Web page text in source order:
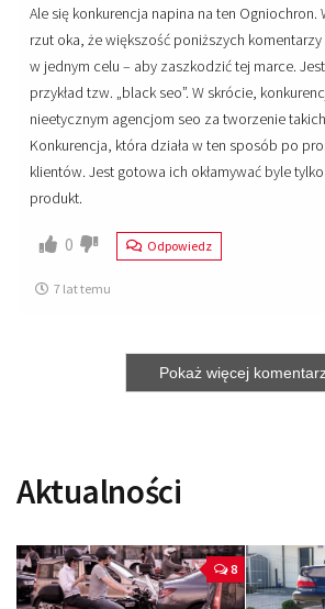
Ale się konkurencja napina na ten Ogniochron.
rzut oka, że większość poniższych komentarzy
w jednym celu – aby zaszkodzić tej marce.
przykład tzw. „black seo”. W skrócie,
nieetycznym agencjom seo za tworzenie
Konkurencja, która działa w ten sposób po
klientów. Jest gotowa ich okłamywać byle
produkt.
0 Odpowiedz
7 lat temu
Pokaż więcej
Aktualności
8